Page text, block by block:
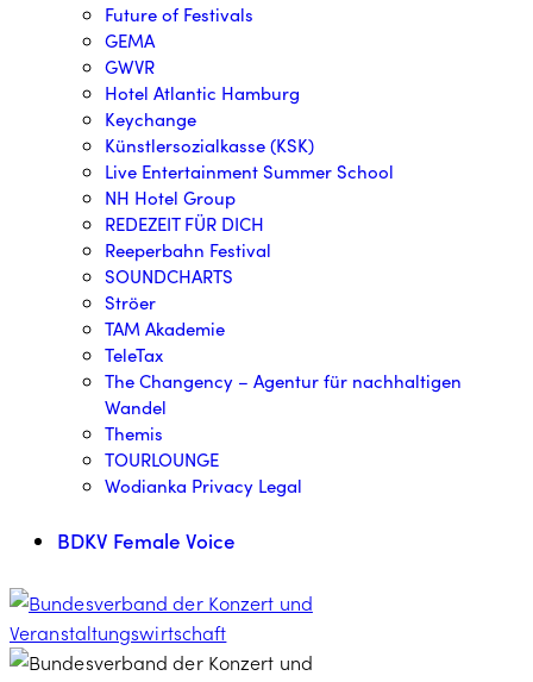
Future of Festivals
GEMA
GWVR
Hotel Atlantic Hamburg
Keychange
Künstlersozialkasse (KSK)
Live Entertainment Summer School
NH Hotel Group
REDEZEIT FÜR DICH
Reeperbahn Festival
SOUNDCHARTS
Ströer
TAM Akademie
TeleTax
The Changency – Agentur für nachhaltigen
Wandel
Themis
TOURLOUNGE
Wodianka Privacy Legal
BDKV Female Voice